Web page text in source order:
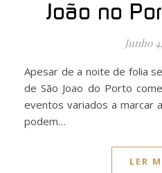
João no
Junho
Apesar de a noite de folia ser a 23 de junho, as festas
de São Joao do Porto
eventos variados a marcar
podem…
LER